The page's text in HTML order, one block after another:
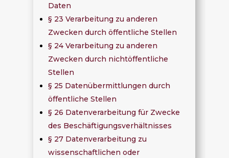
Daten
§ 23 Verarbeitung zu anderen
Zwecken durch öffentliche Stellen
§ 24 Verarbeitung zu anderen
Zwecken durch nichtöffentliche
Stellen
§ 25 Datenübermittlungen durch
öffentliche Stellen
§ 26 Datenverarbeitung für Zwecke
des Beschäftigungsverhältnisses
§ 27 Datenverarbeitung zu
wissenschaftlichen oder